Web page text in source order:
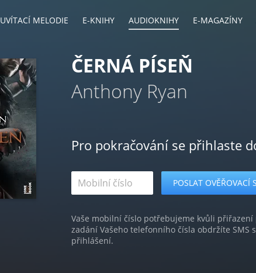
UVÍTACÍ MELODIE E-KNIHY AUDIOKNIHY E-MAGAZÍNY
ČERNÁ PÍSEŇ
Anthony Ryan
Pro pokračování se přihlaste
Vaše mobilní číslo potřebujeme kvůli přiřazení
zadání Vašeho telefonního čísla obdržíte SMS
přihlášení.